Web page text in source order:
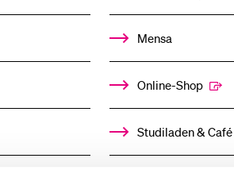
Mensa
Online-Shop
Studiladen & Café